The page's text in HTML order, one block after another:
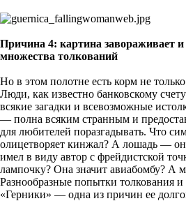
Причина 4: картина завораживает и
множества толкований
Но в этом полотне есть корм не
Люди, как известно банковскому
всякие загадки и всевозможные
— полна всяким странным и
для любителей поразгадывать. Что
олицетворяет кинжал? А лошадь —
имел в виду автор с фрейдистской
лампочку? Она значит авиабомбу? А
Разнообразные попытки толкования
«Герники» — одна из причин ее